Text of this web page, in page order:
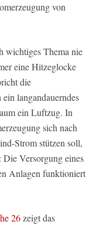
von
wichtiges Thema nie
eine Hitzeglocke
die
langandauerndes
ein Luftzug. In
sich nach
Strom stützen soll,
Die Versorgung eines
Anlagen funktioniert
26zeigt das